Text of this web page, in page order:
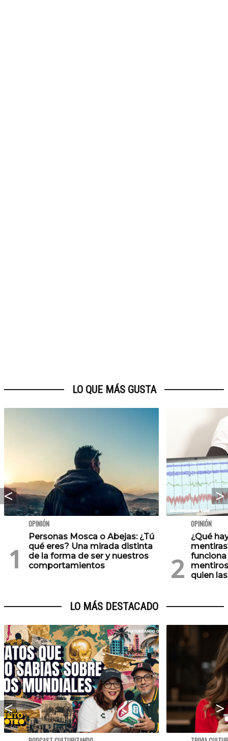
LO QUE MÁS GUSTA
OPINIÓN
Personas Mosca o Abejas: ¿Tú
qué eres? Una mirada distinta
de la forma de ser y nuestros
comportamientos
OPINIÓN
¿Qué
quien
LO MÁS DESTACADO